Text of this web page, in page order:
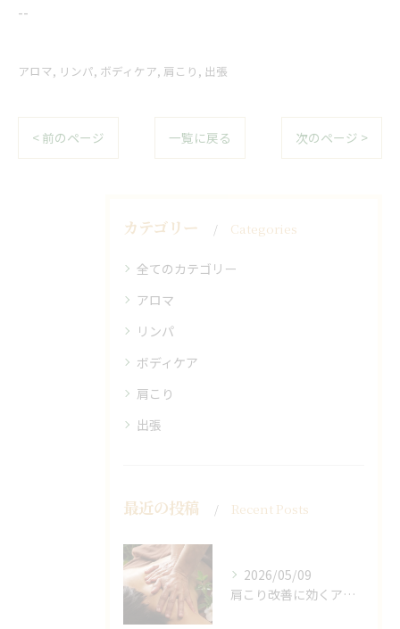
--
アロマ リンパ ボディケア 肩こり 出張
< 前のページ 一覧に戻る 次のページ >
カテゴリー Categories
全てのカテゴリー
アロマ
リンパ
ボディケア
肩こり
出張
最近の投稿 Recent Posts
2026/05/09
肩こり改善に効くアロマリンパの手技と効果